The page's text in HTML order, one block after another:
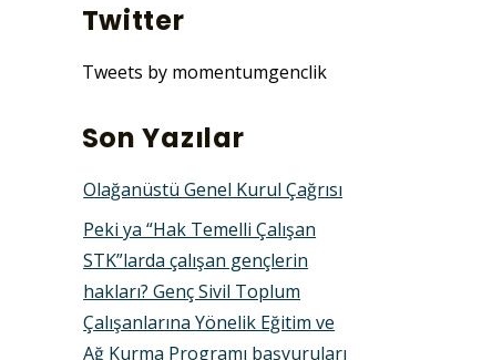
Twitter
Tweets by momentumgenclik
Son Yazılar
Olağanüstü Genel Kurul Çağrısı
Peki ya “Hak Temelli Çalışan
STK”larda çalışan gençlerin
hakları? Genç Sivil Toplum
Çalışanlarına Yönelik Eğitim ve
Ağ Kurma Programı başvuruları